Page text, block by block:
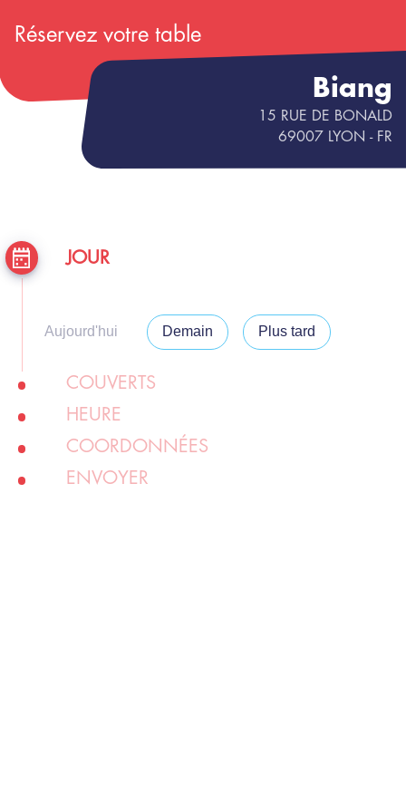
Réservez votre table
Biang
15 RUE DE BONALD
69007 LYON - FR
JOUR
Aujourd'hui Demain Plus tard
COUVERTS
HEURE
COORDONNÉES
ENVOYER